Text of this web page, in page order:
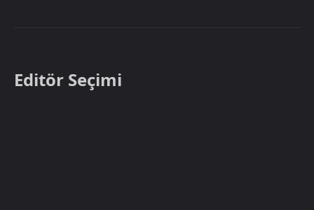
Editör Seçimi